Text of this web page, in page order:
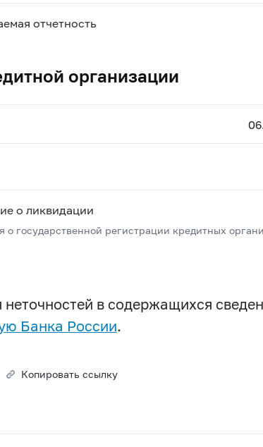
отчетность
организации
о ликвидации
о государственной регистрации кредитных
неточностей в содержащихся
Банка России.
Копировать ссылку